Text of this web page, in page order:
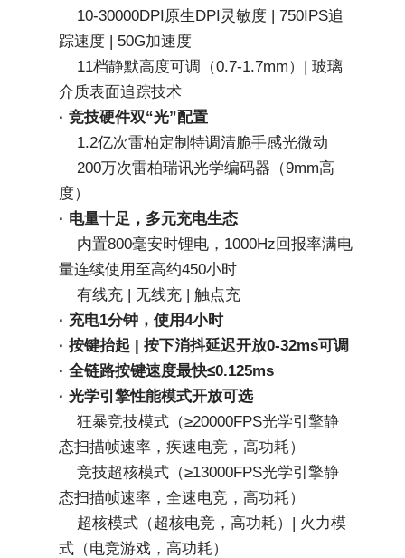
踪速度 | 50G加速度
介质表面追踪技术
· 竞技硬件双“光”配置
    1.2亿次雷柏定制特调清脆手感光微动
    200万次雷柏瑞讯光学编码器（9mm高
度）
· 电量十足，多元充电生态
量连续使用至高约450小时
    有线充 | 无线充 | 触点充
· 充电1分钟，使用4小时
· 按键抬起 | 按下消抖延迟开放0-32ms可调
· 全链路按键速度最快≤0.125ms
· 光学引擎性能模式开放可选
    狂暴竞技模式（≥20000FPS光学引擎静
态扫描帧速率，疾速电竞，高功耗）
    竞技超核模式（≥13000FPS光学引擎静
态扫描帧速率，全速电竞，高功耗）
式（电竞游戏，高功耗）